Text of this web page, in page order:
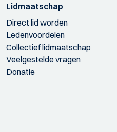
Lidmaatschap
Direct lid worden
Ledenvoordelen
Collectief lidmaatschap
Veelgestelde vragen
Donatie